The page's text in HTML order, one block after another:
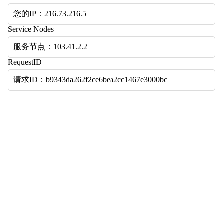
您的IP：216.73.216.5
Service Nodes
服务节点：103.41.2.2
RequestID
请求ID：b9343da262f2ce6bea2cc1467e3000bc